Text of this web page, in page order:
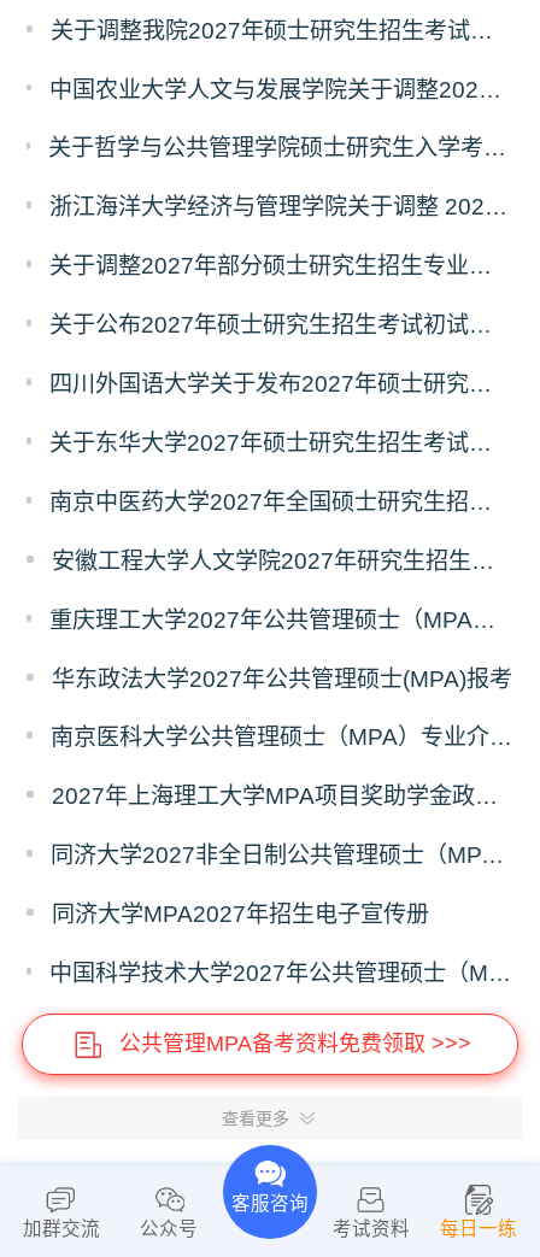
关于调整我院2027年硕士研究生招生考试科目及参考书的通知
中国农业大学人文与发展学院关于调整2027年硕士研究生招生考试初试科目的通知
关于哲学与公共管理学院硕士研究生入学考试（初试） 考试科目及参考书目变更的通知（二）
浙江海洋大学经济与管理学院关于调整 2027年硕士研究生招生考试初试科目的公告
关于调整2027年部分硕士研究生招生专业初试考试科目的公告（持续更新中）
关于公布2027年硕士研究生招生考试初试自命题科目考试大纲的通知
四川外国语大学关于发布2027年硕士研究生招生考试自命题科目大纲的公告
关于东华大学2027年硕士研究生招生考试（初试）招生目录拟调整公告（一）
南京中医药大学2027年全国硕士研究生招生考试初试自命题科目考试内容及参考书目
安徽工程大学人文学院2027年研究生招生简章
重庆理工大学2027年公共管理硕士（MPA）专业学位研究生（双证）报考
华东政法大学2027年公共管理硕士(MPA)报考
南京医科大学公共管理硕士（MPA）专业介绍（2027年）
2027年上海理工大学MPA项目奖助学金政策发布
同济大学2027非全日制公共管理硕士（MPA）奖学金方案
同济大学MPA2027年招生电子宣传册
中国科学技术大学2027年公共管理硕士（MPA）专业学位研究生招生通知
公共管理MPA备考资料免费领取 >>>
查看更多
希赛百家号 关于我们 证书查询
加群交流 公众号
客服咨询
考试资料
每日一练